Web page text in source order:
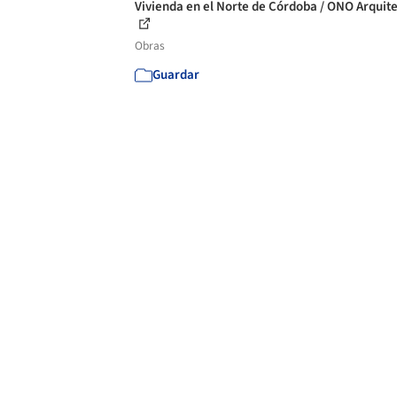
Vivienda en el Norte de Córdoba / ONO
Obras
Guardar